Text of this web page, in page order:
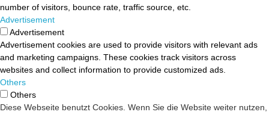
Diese Webseite benutzt Cookies. Wenn Sie die Website weiter nutzen,
number of visitors, bounce rate, traffic source, etc.
Advertisement
Advertisement
Advertisement cookies are used to provide visitors with relevant ads
and marketing campaigns. These cookies track visitors across
websites and collect information to provide customized ads.
Others
Others
Other uncategorized cookies are those that are being analyzed and